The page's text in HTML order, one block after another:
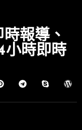
報導、
小時即時